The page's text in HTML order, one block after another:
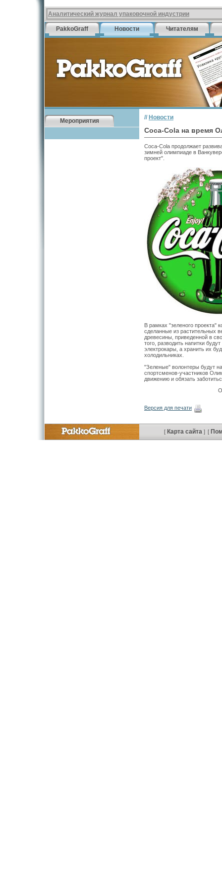
Аналитический журнал упаковочной индустрии
PakkoGraff Новости Читателям
Мероприятия // Новости
Coca-Cola на время
Coca-Cola продолжает
зимней олимпиаде в
проект".
В рамках "зеленого проекта"
сделанные из растительных
древесины, приведенной в
того, разводить напитки
электрокары, а хранить их
холодильниках.
"Зеленые" волонтеры будут
спортсменов-участников
движению и обязать
Версия для печати
[ Карта сайта ] [